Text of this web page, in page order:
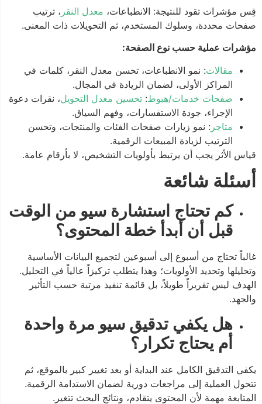
قِس مؤشرات تقود للنتيجة: الانطباعات، معدل النقر ، ترتيب
صفحات محددة، وسلوك المستخدم، ثم التحويلات ذات المعنى.
مؤشرات عملية حسب نوع الصفحة:
مقالات: نمو الانطباعات، تحسن معدل النقر، كلمات في
المراكز الأولى، لضمان الريادة في المجال.
صفحات خدمات/هبوط: تحسين معدل التحويل ، نقرات دعوة
الإجراء، جودة الاستفسارات، وفهم السياق.
متاجر : نمو زيارات صفحات الفئات والمنتجات، وتحسن
الترتيب لزيادة المبيعات الرقمية.
قياس الأثر يجب أن يرتبط بأولويات التشخيص، لا بأرقام عامة.
أسئلة شائعة
كم تحتاج استشارة سيو من الوقت
قبل أن أبدأ خطة المحتوى؟
غالباً تحتاج من أسبوع إلى أسبوعين لتجميع البيانات الأساسية
وتحليلها وتحديد الأولويات؛ وهذا يتطلب تركيزاً عالياً في التحليل.
الهدف ليس تقريراً طويلاً، بل قائمة تنفيذ مرتبة حسب التأثير
والجهد.
هل يكفي تدقيق سيو مرة واحدة
أم يحتاج تكرار؟
يكفي التدقيق الكامل عند البداية أو بعد تغيير كبير بالموقع، ثم
تتحول العملية إلى مراجعات دورية لضمان الاستدامة الرقمية.
المتابعة مهمة لأن المحتوى يتقادم، ونتائج البحث تتغير.